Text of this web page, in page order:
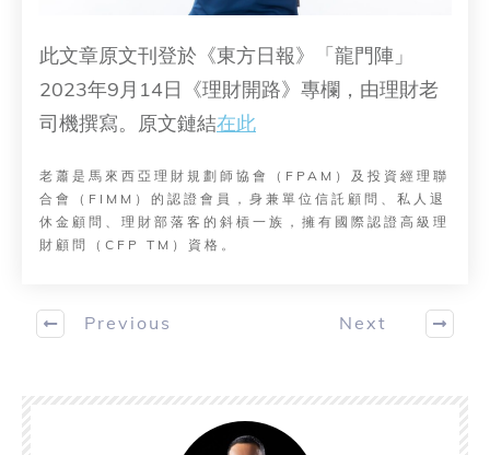
此文章原文刊登於《東方日報》「龍門陣」
2023年9月14日《理財開路》專欄，由理財老
司機撰寫。原文鏈結在此
老蕭是馬來西亞理財規劃師協會（FPAM）及投資經理聯
合會（FIMM）的認證會員，身兼單位信託顧問、私人退
休金顧問、理財部落客的斜槓一族，擁有國際認證高級理
財顧問（CFP TM）資格。
Previous Next